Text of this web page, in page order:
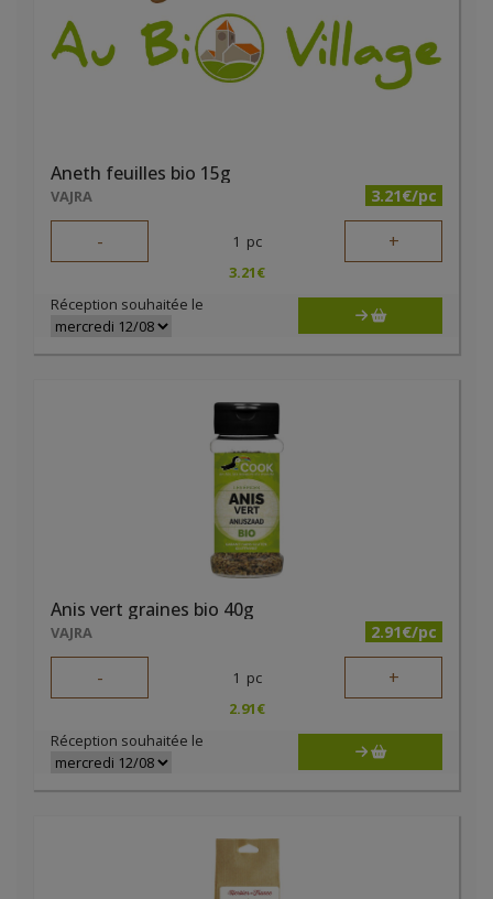
Aneth feuilles bio 15g
VAJRA 3.21€/pc
- 1 pc +
3.21€
Réception souhaitée le
Anis vert graines bio 40g
VAJRA 2.91€/pc
- 1 pc +
2.91€
Réception souhaitée le